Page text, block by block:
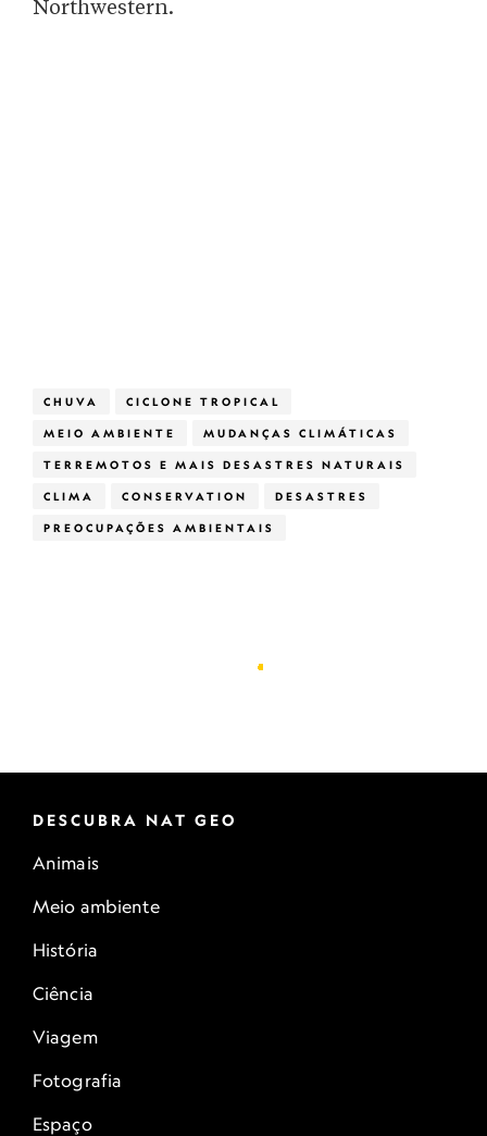
Northwestern.
CHUVA CICLONE TROPICAL
MEIO AMBIENTE MUDANÇAS CLIMÁTICAS
TERREMOTOS E MAIS DESASTRES NATURAIS
CLIMA CONSERVATION DESASTRES
PREOCUPAÇÕES AMBIENTAIS
DESCUBRA NAT GEO
Animais
Meio ambiente
História
Ciência
Viagem
Fotografia
Espaço